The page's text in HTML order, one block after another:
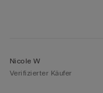
Nicole W
Verifizierter Käufer